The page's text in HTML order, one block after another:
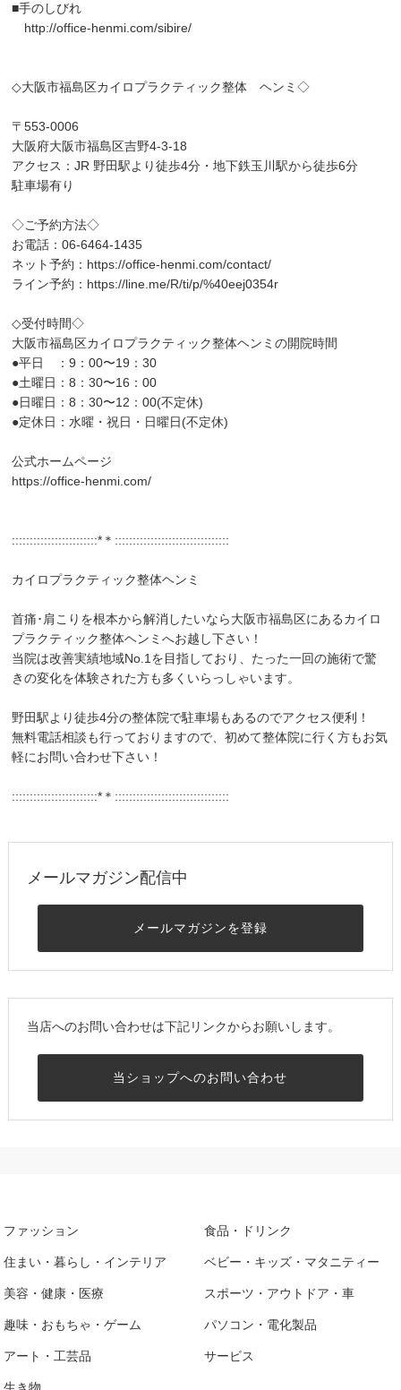
■手のしびれ
http://office-henmi.com/sibire/
◇大阪市福島区カイロプラクティック整体 ヘンミ◇
〒553-0006
大阪府大阪市福島区吉野4-3-18
アクセス：JR 野田駅より徒歩4分・地下鉄玉川駅から徒歩6分
駐車場有り
◇ご予約方法◇
お電話：06-6464-1435
ネット予約： https://office-henmi.com/contact/
ライン予約： https://line.me/R/ti/p/%40eej0354r
◇受付時間◇
大阪市福島区カイロプラクティック整体ヘンミの開院時間
●平日 ：9：00〜19：30
●土曜日：8：30〜16：00
●日曜日：8：30〜12：00(不定休)
●定休日：水曜・祝日・日曜日(不定休)
公式ホームページ
https://office-henmi.com/
::::::::::::::::::::::::*＊::::::::::::::::::::::::::::::::
カイロプラクティック整体ヘンミ
首痛･肩こりを根本から解消したいなら大阪市福島区にあるカイロ
プラクティック整体ヘンミへお越し下さい！
当院は改善実績地域No.1を目指しており、たった一回の施術で驚
きの変化を体験された方も多くいらっしゃいます。
野田駅より徒歩4分の整体院で駐車場もあるのでアクセス便利！
無料電話相談も行っておりますので、初めて整体院に行く方もお気
軽にお問い合わせ下さい！
::::::::::::::::::::::::*＊::::::::::::::::::::::::::::::::
メールマガジン配信中
メールマガジンを登録
当店へのお問い合わせは下記リンクからお願いします。
当ショップへのお問い合わせ
ファッション 食品・ドリンク
住まい・暮らし・インテリア ベビー・キッズ・マタニティー
美容・健康・医療 スポーツ・アウトドア・車
趣味・おもちゃ・ゲーム パソコン・電化製品
アート・工芸品 サービス